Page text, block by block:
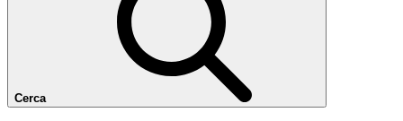
Cerca